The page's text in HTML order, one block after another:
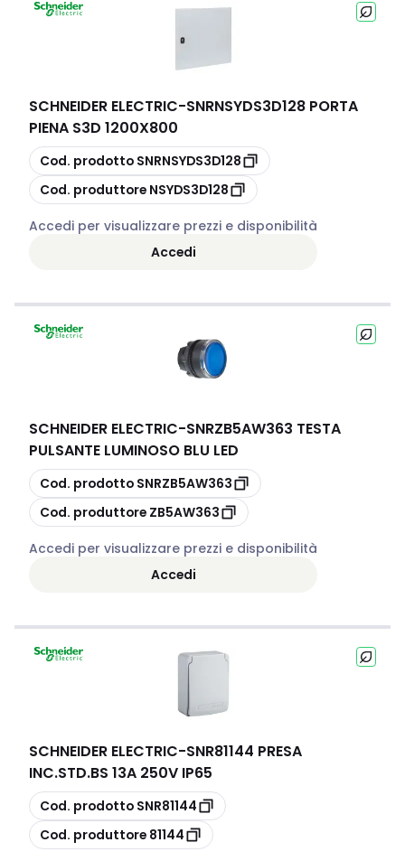
SCHNEIDER ELECTRIC-SNRNSYDS3D128 PORTA
PIENA S3D 1200X800
copia
Cod. prodotto SNRNSYDS3D128
copia
Cod. produttore NSYDS3D128
Accedi per visualizzare prezzi e disponibilità
Accedi
SCHNEIDER ELECTRIC-SNRZB5AW363 TESTA
PULSANTE LUMINOSO BLU LED
copia
Cod. prodotto SNRZB5AW363
copia
Cod. produttore ZB5AW363
Accedi per visualizzare prezzi e disponibilità
Accedi
SCHNEIDER ELECTRIC-SNR81144 PRESA
INC.STD.BS 13A 250V IP65
copia
Cod. prodotto SNR81144
copia
Cod. produttore 81144